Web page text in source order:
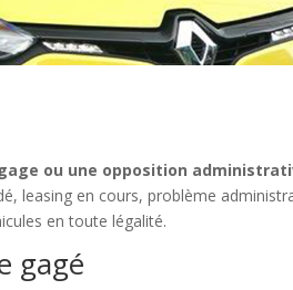
gage ou une opposition
leasing en cours, problème
en toute légalité.
gagé